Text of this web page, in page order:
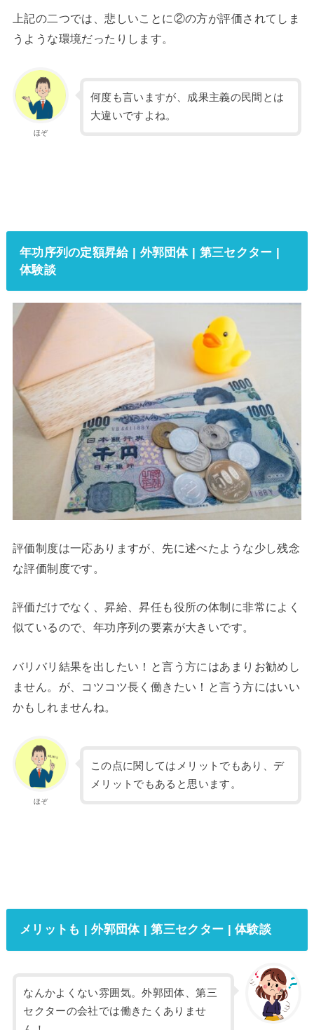
上記の二つでは、悲しいことに②の方が評価されてしま
うような環境だったりします。
ほぞ
何度も言いますが、成果主義の民間とは
大違いですよね。
年功序列の定額昇給 | 外郭団体 | 第三セクター |
体験談
評価制度は一応ありますが、先に述べたような少し残念
な評価制度です。
評価だけでなく、昇給、昇任も役所の体制に非常によく
似ているので、年功序列の要素が大きいです。
バリバリ結果を出したい！と言う方にはあまりお勧めし
ません。が、コツコツ長く働きたい！と言う方にはいい
かもしれませんね。
ほぞ
この点に関してはメリットでもあり、デ
メリットでもあると思います。
メリットも | 外郭団体 | 第三セクター | 体験談
なんかよくない雰囲気。外郭団体、第三
セクターの会社では働きたくありませ